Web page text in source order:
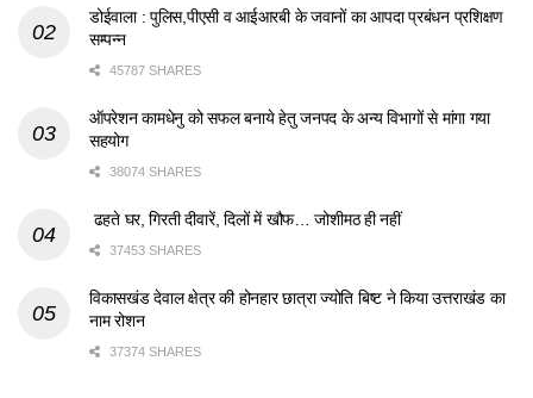
डोईवाला : पुलिस,पीएसी व आईआरबी के जवानों का आपदा प्रबंधन प्रशिक्षण
सम्पन्न
45787 SHARES
ऑपरेशन कामधेनु को सफल बनाये हेतु जनपद के अन्य विभागों से मांगा गया
सहयोग
38074 SHARES
ढहते घर, गिरती दीवारें, दिलों में खौफ… जोशीमठ ही नहीं
37453 SHARES
विकासखंड देवाल क्षेत्र की होनहार छात्रा ज्योति बिष्ट ने किया उत्तराखंड का
नाम रोशन
37374 SHARES